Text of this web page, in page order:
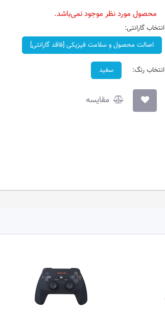
محصول مورد نظر موجود نمی‌باشد.
انتخاب گارانتی:
اصالت محصول و سلامت فیزیکی [فاقد گارانتی]
انتخاب رنگ: سفید
مقایسه